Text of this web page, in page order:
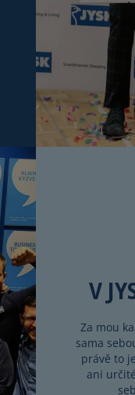
V
Za mou
sama
právě to
ani